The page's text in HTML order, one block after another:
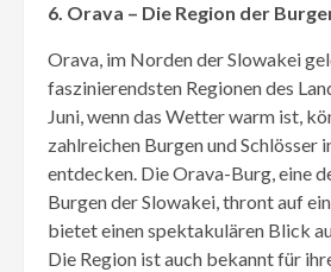
6. Orava – Die Region der
Orava, im Norden der Slowakei
faszinierendsten Regionen des
Juni, wenn das Wetter warm ist,
zahlreichen Burgen und Schlösser
entdecken. Die Orava-Burg, eine
Burgen der Slowakei, thront auf
bietet einen spektakulären Blick
Die Region ist auch bekannt für